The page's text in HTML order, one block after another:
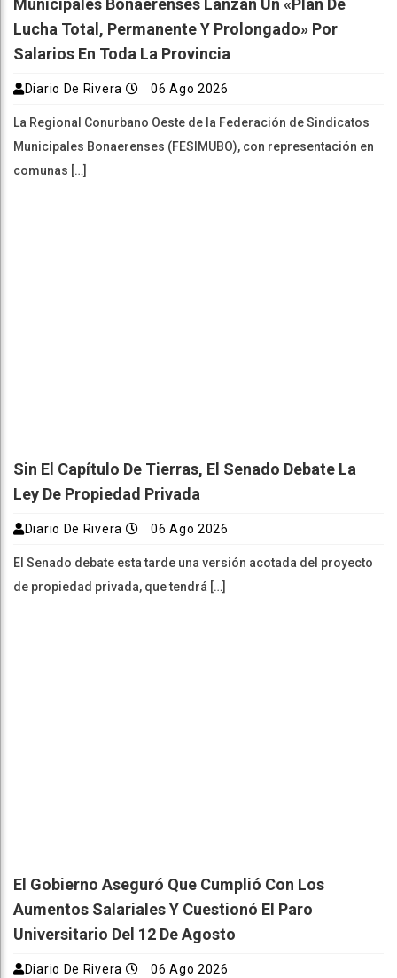
Municipales Bonaerenses Lanzan Un «plan De
Lucha Total, Permanente Y Prolongado» Por
Salarios En Toda La Provincia
Diario De Rivera 06 Ago 2026
La Regional Conurbano Oeste de la Federación de Sindicatos
Municipales Bonaerenses (FESIMUBO), con representación en
comunas […]
Sin El Capítulo De Tierras, El Senado Debate La
Ley De Propiedad Privada
Diario De Rivera 06 Ago 2026
El Senado debate esta tarde una versión acotada del proyecto
de propiedad privada, que tendrá […]
El Gobierno Aseguró Que Cumplió Con Los
Aumentos Salariales Y Cuestionó El Paro
Universitario Del 12 De Agosto
Diario De Rivera 06 Ago 2026